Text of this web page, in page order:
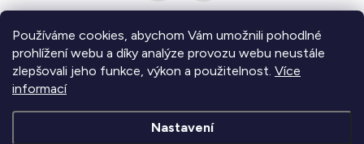
Používáme cookies, abychom Vám umožnili pohodlné
prohlížení webu a díky analýze provozu webu neustále
zlepšovali jeho funkce, výkon a použitelnost. Více
informací
Nastavení
Informace pro vás
Zjistěte více